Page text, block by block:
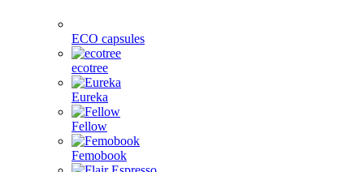
ECO capsules
ecotree
Eureka
Fellow
Femobook